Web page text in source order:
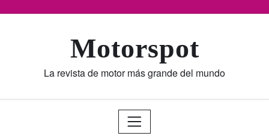
Motorspot
La revista de motor más grande del mundo